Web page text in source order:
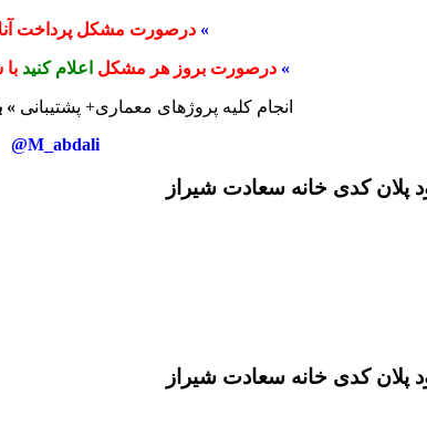
» درصورت مشکل پرداخت
» درصورت بروز هر مشکل اعلام کنید
انجام کلیه پروژهای معماری+ پشتیبانی »
M_abdali@
پلان کدی خانه سعادت شیراز
پلان کدی خانه سعادت شیراز